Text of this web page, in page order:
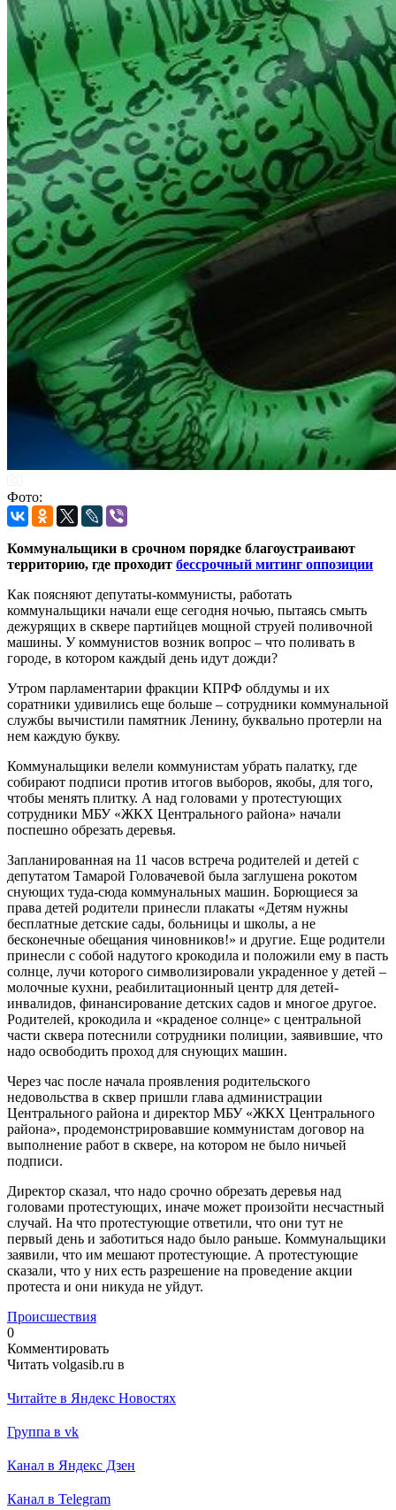
Фото:
Коммунальщики в срочном порядке благоустраивают
территорию, где проходит бессрочный митинг оппозиции
Как поясняют депутаты-коммунисты, работать
коммунальщики начали еще сегодня ночью, пытаясь смыть
дежурящих в сквере партийцев мощной струей поливочной
машины. У коммунистов возник вопрос – что поливать в
городе, в котором каждый день идут дожди?
Утром парламентарии фракции КПРФ облдумы и их
соратники удивились еще больше – сотрудники коммунальной
службы вычистили памятник Ленину, буквально протерли на
нем каждую букву.
Коммунальщики велели коммунистам убрать палатку, где
собирают подписи против итогов выборов, якобы, для того,
чтобы менять плитку. А над головами у протестующих
сотрудники МБУ «ЖКХ Центрального района» начали
поспешно обрезать деревья.
Запланированная на 11 часов встреча родителей и детей с
депутатом Тамарой Головачевой была заглушена рокотом
снующих туда-сюда коммунальных машин. Борющиеся за
права детей родители принесли плакаты «Детям нужны
бесплатные детские сады, больницы и школы, а не
бесконечные обещания чиновников!» и другие. Еще родители
принесли с собой надутого крокодила и положили ему в пасть
солнце, лучи которого символизировали украденное у детей –
молочные кухни, реабилитационный центр для детей-
инвалидов, финансирование детских садов и многое другое.
Родителей, крокодила и «краденое солнце» с центральной
части сквера потеснили сотрудники полиции, заявившие, что
надо освободить проход для снующих машин.
Через час после начала проявления родительского
недовольства в сквер пришли глава администрации
Центрального района и директор МБУ «ЖКХ Центрального
района», продемонстрировавшие коммунистам договор на
выполнение работ в сквере, на котором не было ничьей
подписи.
Директор сказал, что надо срочно обрезать деревья над
головами протестующих, иначе может произойти несчастный
случай. На что протестующие ответили, что они тут не
первый день и заботиться надо было раньше. Коммунальщики
заявили, что им мешают протестующие. А протестующие
сказали, что у них есть разрешение на проведение акции
протеста и они никуда не уйдут.
Происшествия
0
Комментировать
Читать volgasib.ru в
Читайте в Яндекс Новостях
Группа в vk
Канал в Яндекс Дзен
Канал в Telegram